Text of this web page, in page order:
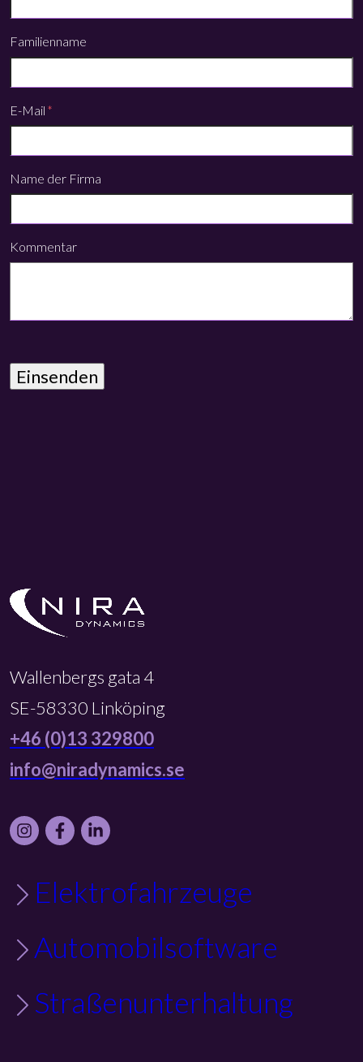
Familienname
E-Mail *
Name der Firma
Kommentar
Wallenbergs gata 4
SE-58330 Linköping
+46 (0)13 329800
info@niradynamics.se
Instagram
FacebookLinkedIn
Elektrofahrzeuge
Automobilsoftware
Straßenunterhaltung